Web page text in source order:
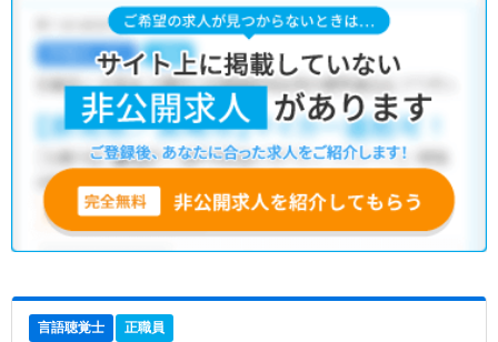
言語聴覚士 正職員